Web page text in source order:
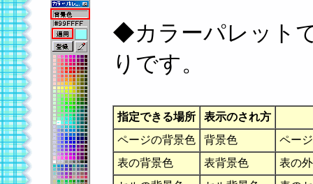
◆カラーパレット
りです。
指定できる場所
表示のされ方
ページの背景色
背景色
ペー
表の背景色
表背景色
表の